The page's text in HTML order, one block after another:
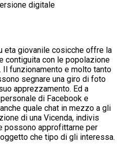
eta giovanile cosicche offre la
contiguita con le popolazione
funzionamento e molto tanto
segnare una giro di foto
apprezzamento. Ed a
di Facebook e
quale chat in mezzo a gli
di una Vicenda, indivis
possono approfittarne per
che tipo di gli interessa.